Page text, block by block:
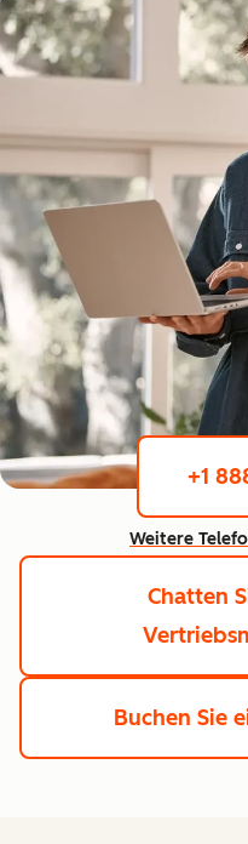
+1
Weitere
Chatten
Buchen Sie